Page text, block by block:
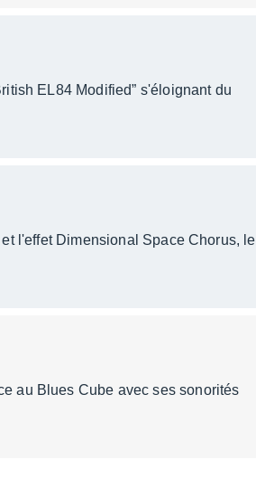
EL84 Modified” s'éloignant du
l'effet Dimensional Space Chorus, le
au Blues Cube avec ses sonorités